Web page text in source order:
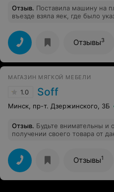
Отзыв. Поставила машину на
въезде взяла яек, где было
взяли 15000 тысяч, хотя на
было указано, что 15000
поняла. Чек мне, естественно,
Отзывы3
МАГАЗИН МЯГКОЙ МЕБЕЛИ
1.0 Soff
Минск, пр-т. Дзержинского, 3Б
Отзыв. Будьте внимательны и
получении своего товара от
вскрытии упаковки, диван
поцарапаны, хотя пленка не
перевозчика). Водителю
отвезти обратно, якобы
Металлические предметы под
Отзывы1